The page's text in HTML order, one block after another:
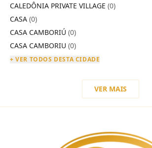
CALEDÔNIA PRIVATE VILLAGE (0)
CASA (0)
CASA CAMBORIÚ (0)
CASA CAMBORIU (0)
+ VER TODOS DESTA CIDADE
VER MAIS